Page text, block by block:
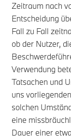
Zeitraum nach
Entscheidung
Fall zu Fall
ob der Nutzer,
Verwendung
Tatsachen und
uns
solchen
eine
Dauer einer